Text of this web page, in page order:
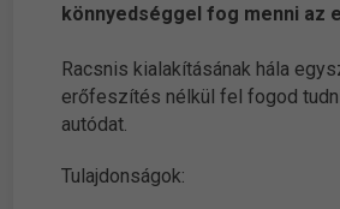
könnyedséggel fog menni az
Racsnis kialakításának hála
erőfeszítés nélkül fel fogod
autódat.
Tulajdonságok: